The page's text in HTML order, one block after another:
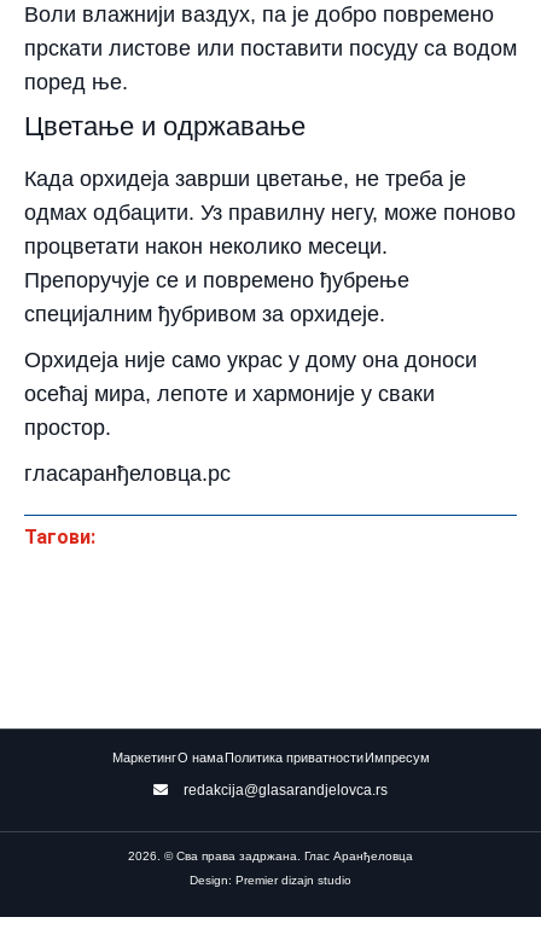
Воли влажнији ваздух, па је добро повремено
прскати листове или поставити посуду са водом
поред ње.
Цветање и одржавање
Када орхидеја заврши цветање, не треба је
одмах одбацити. Уз правилну негу, може поново
процветати након неколико месеци.
Препоручује се и повремено ђубрење
специјалним ђубривом за орхидеје.
Орхидеја није само украс у дому она доноси
осећај мира, лепоте и хармоније у сваки
простор.
гласаранђеловца.рс
Тагови:
МаркетингО намаПолитика приватности Импресум
redakcija@glasarandjelovca.rs
2026. © Сва права задржана. Глас Аранђеловца
Design: Premier dizajn studio